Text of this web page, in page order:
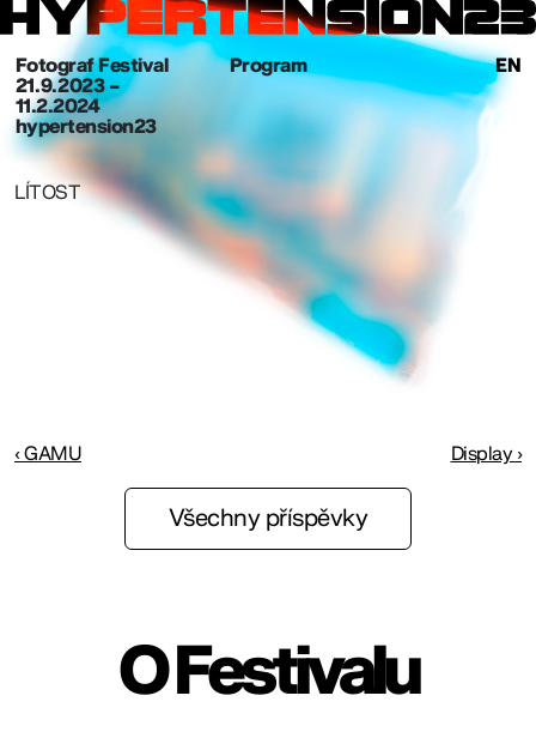
Fotograf Festival
21. 9. 2023 –
11.2.2024
hypertension23
Program EN
LÍTOST
‹ GAMU Display ›
Všechny příspěvky
O Festivalu